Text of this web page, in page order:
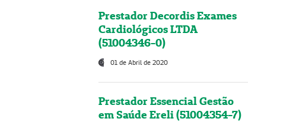
Prestador Decordis Exames
Cardiológicos LTDA
(51004346-0)
01 de Abril de 2020
Prestador Essencial Gestão
em Saúde Ereli (51004354-7)